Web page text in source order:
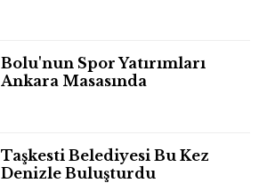
Bolu'nun Spor Yatırımları
Ankara Masasında
Taşkesti Belediyesi Bu Kez
Denizle Buluşturdu